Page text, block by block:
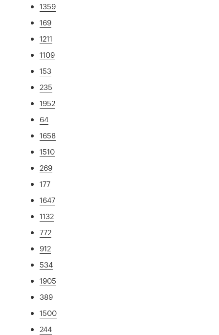
1359
169
1211
1109
153
235
1952
64
1658
1510
269
177
1647
1132
772
912
534
1905
389
1500
244